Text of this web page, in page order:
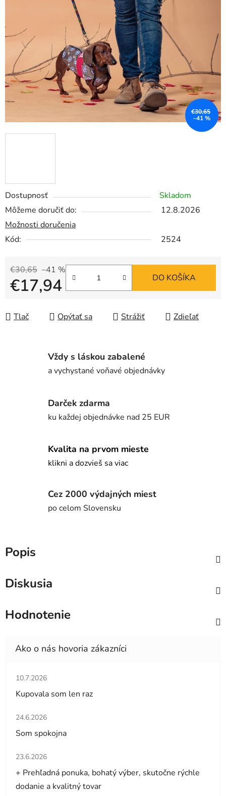
Dostupnosť
Skladom
Môžeme doručiť do:
12.8.2026
Možnosti doručenia
Kód:
2524
€30,65 –41 %
€17,94 DO KOŠÍKA
Tlač Opýtať sa Strážiť Zdieľať
€30,65
–41 %
Vždy s láskou zabalené
a vychystané voňavé objednávky
Darček zdarma
ku každej objednávke nad 25 EUR
Kvalita na prvom mieste
klikni a dozvieš sa viac
Cez 2000 výdajných miest
po celom Slovensku
Popis
Diskusia
Hodnotenie
Hodnotenie obchodu je 5 z 5 hviezdičiek.
10.7.2026
Kupovala som len raz
Hodnotenie obchodu je 5 z 5 hviezdičiek.
24.6.2026
Som spokojna
Hodnotenie obchodu je 5 z 5 hviezdičiek.
23.6.2026
+ Prehľadná ponuka, bohatý výber, skutočne rýchle
dodanie a kvalitný tovar